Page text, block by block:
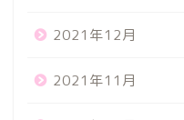
2021年12月
2021年11月